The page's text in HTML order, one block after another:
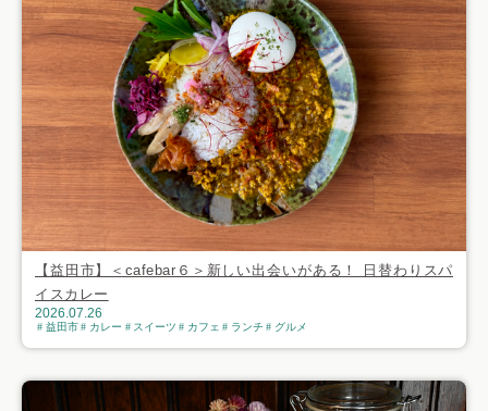
【益田市】＜cafebar６＞新しい出会いがある！ 日替わりスパ
イスカレー
2026.07.26
益田市 カレー スイーツ カフェ ランチ グルメ